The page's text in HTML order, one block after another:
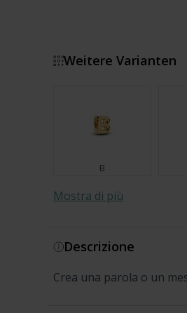
Weitere Varianten
B
RZ
Mostra di più
Descrizione
Crea una parola o un